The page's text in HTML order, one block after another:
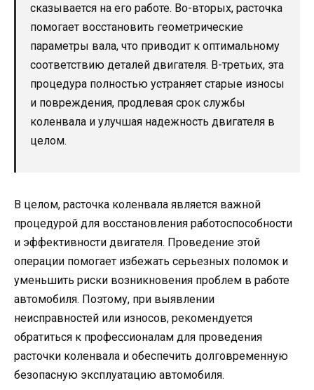
сказывается на его работе. Во-вторых, расточка
помогает восстановить геометрические
параметры вала, что приводит к оптимальному
соответствию деталей двигателя. В-третьих, эта
процедура полностью устраняет старые износы
и повреждения, продлевая срок службы
коленвала и улучшая надежность двигателя в
целом.
В целом, расточка коленвала является важной
процедурой для восстановления работоспособности
и эффективности двигателя. Проведение этой
операции помогает избежать серьезных поломок и
уменьшить риски возникновения проблем в работе
автомобиля. Поэтому, при выявлении
неисправностей или износов, рекомендуется
обратиться к профессионалам для проведения
расточки коленвала и обеспечить долговременную
безопасную эксплуатацию автомобиля.